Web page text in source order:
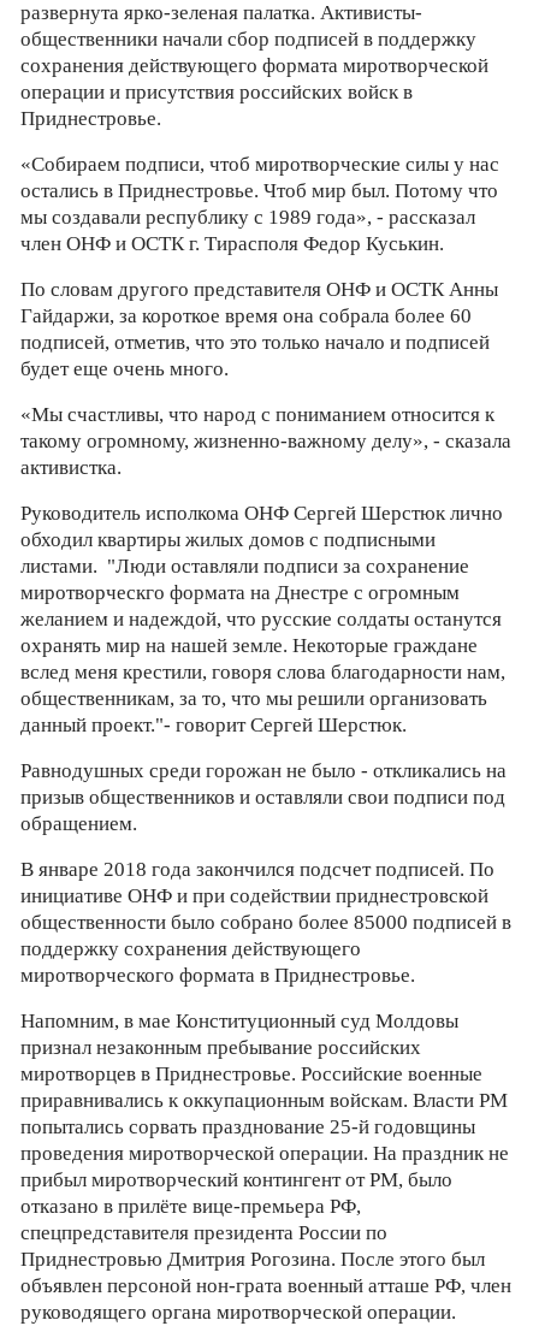
развернута ярко-зеленая палатка. Активисты-
общественники начали сбор подписей в поддержку
сохранения действующего формата миротворческой
операции и присутствия российских войск в
Приднестровье.
«Собираем подписи, чтоб миротворческие силы у нас
остались в Приднестровье. Чтоб мир был. Потому что
мы создавали республику с 1989 года», - рассказал
член ОНФ и ОСТК г. Тирасполя Федор Куськин.
По словам другого представителя ОНФ и ОСТК Анны
Гайдаржи, за короткое время она собрала более 60
подписей, отметив, что это только начало и подписей
будет еще очень много.
«Мы счастливы, что народ с пониманием относится к
такому огромному, жизненно-важному делу», - сказала
активистка.
Руководитель исполкома ОНФ Сергей Шерстюк лично
обходил квартиры жилых домов с подписными
листами. "Люди оставляли подписи за сохранение
миротворческго формата на Днестре с огромным
желанием и надеждой, что русские солдаты останутся
охранять мир на нашей земле. Некоторые граждане
вслед меня крестили, говоря слова благодарности нам,
общественникам, за то, что мы решили организовать
данный проект."- говорит Сергей Шерстюк.
Равнодушных среди горожан не было - откликались на
призыв общественников и оставляли свои подписи под
обращением.
В январе 2018 года закончился подсчет подписей. По
инициативе ОНФ и при содействии приднестровской
общественности было собрано более 85000 подписей в
поддержку сохранения действующего
миротворческого формата в Приднестровье.
Напомним, в мае Конституционный суд Молдовы
признал незаконным пребывание российских
миротворцев в Приднестровье. Российские военные
приравнивались к оккупационным войскам. Власти РМ
попытались сорвать празднование 25-й годовщины
проведения миротворческой операции. На праздник не
прибыл миротворческий контингент от РМ, было
отказано в прилёте вице-премьера РФ,
спецпредставителя президента России по
Приднестровью Дмитрия Рогозина. После этого был
объявлен персоной нон-грата военный атташе РФ, член
руководящего органа миротворческой операции.